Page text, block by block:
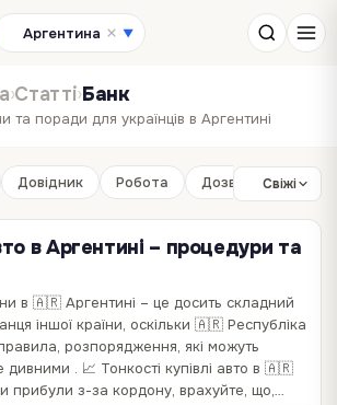
Аргентина ▼
›Статті›Банк
та поради для українців в Аргентині
Довідник Робота ДозвілляСвіжі
в Аргентині – процедури та
в 🇦🇷 Аргентині – це досить складний
іншої країни, оскільки 🇦🇷 Республіка
розпорядження, які можуть
. 📈 Тонкості купівлі авто в 🇦🇷
прибули з-за кордону, врахуйте, що,…
рахунок у банку в
поїздку до Аргентини, можуть зіткнутися з
і побутовими питаннями, зокрема,
гроші із Аргентини в Україну?
різними країнами може стати справжньою
хто має потребу в такому переказі. І не